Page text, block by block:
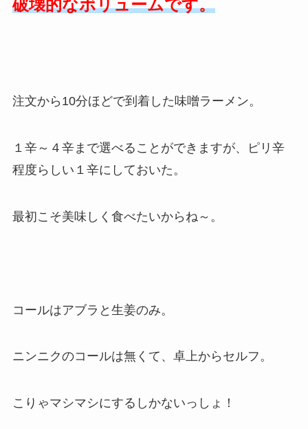
破壊的なボリュームです。
注文から10分ほどで到着した味噌ラーメン。
１辛～４辛まで選べることができますが、ピリ辛
程度らしい１辛にしておいた。
最初こそ美味しく食べたいからね～。
コールはアブラと生姜のみ。
ニンニクのコールは無くて、卓上からセルフ。
こりゃマシマシにするしかないっしょ！